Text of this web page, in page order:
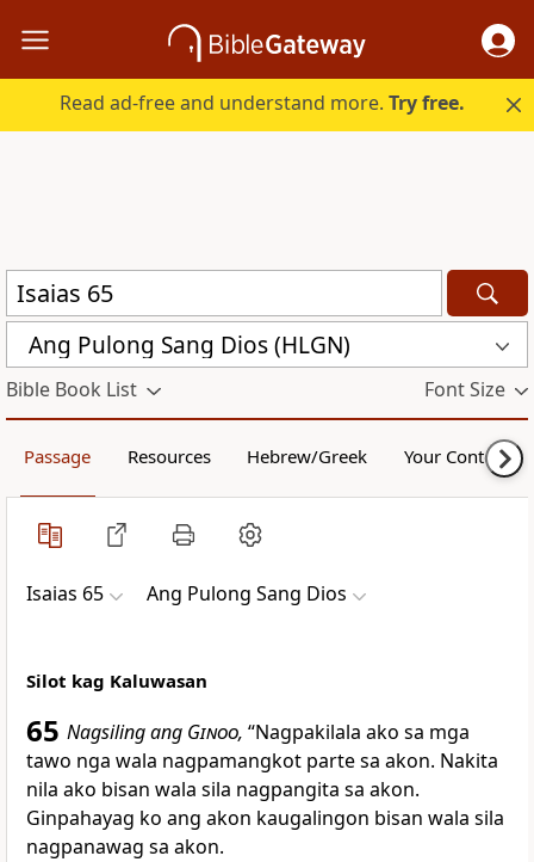
Read ad-free and understand more.Try free.
Ang Pulong Sang Dios (HLGN)
Bible Book List Font Size
Passage Resources Hebrew/Greek Your Content
Isaias 65 Ang Pulong Sang Dios
Silot kag Kaluwasan
65 Nagsiling ang Ginoo, “Nagpakilala ako sa mga
tawo nga wala nagpamangkot parte sa akon. Nakita
nila ako bisan wala sila nagpangita sa akon.
Ginpahayag ko ang akon kaugalingon bisan wala sila
nagpanawag sa akon.